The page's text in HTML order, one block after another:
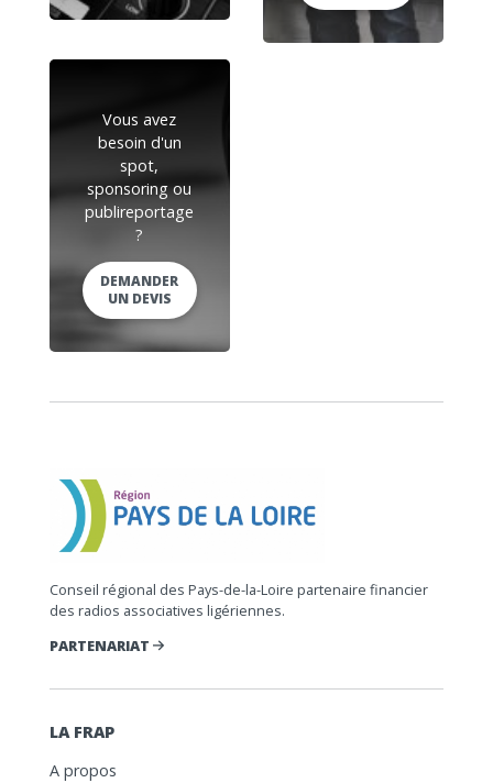
Vous avez
besoin d'un
spot,
sponsoring ou
publireportage
?
DEMANDER
UN DEVIS
Conseil régional des Pays-de-la-Loire partenaire financier
des radios associatives ligériennes.
PARTENARIAT
LA FRAP
A propos